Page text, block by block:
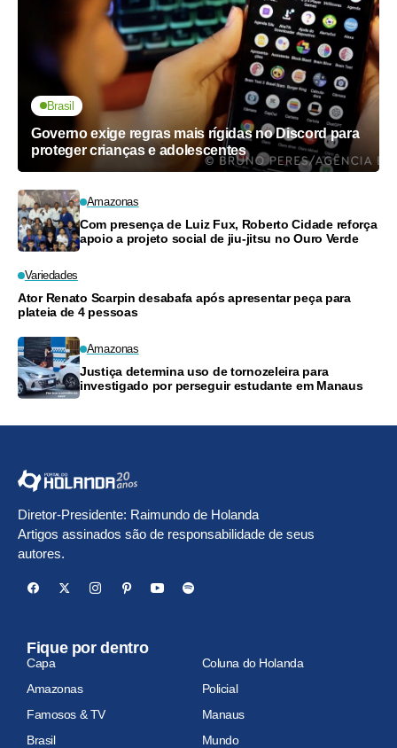
Brasil
Governo exige regras mais rígidas no Discord para
proteger crianças e adolescentes
Amazonas
Com presença de Luiz Fux, Roberto Cidade reforça
apoio a projeto social de jiu-jitsu no Ouro Verde
Variedades
Ator Renato Scarpin desabafa após apresentar peça para
plateia de 4 pessoas
Amazonas
Justiça determina uso de tornozeleira para
investigado por perseguir estudante em Manaus
Diretor-Presidente: Raimundo de Holanda
Artigos assinados são de responsabilidade de seus
autores.
Fique por dentro
Capa
Coluna do Holanda
Amazonas
Policial
Famosos & TV
Manaus
Brasil
Mundo